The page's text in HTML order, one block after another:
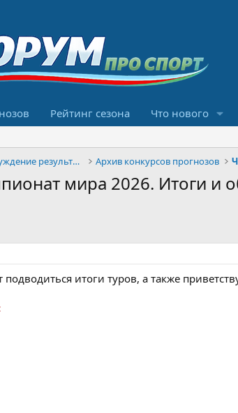
Рейтинг сезона Что нового
Конкурсы прогнозов и обсуждение результатов Архив конкурсов прогнозов
мира 2026. Итоги и
подводиться итоги туров, а также